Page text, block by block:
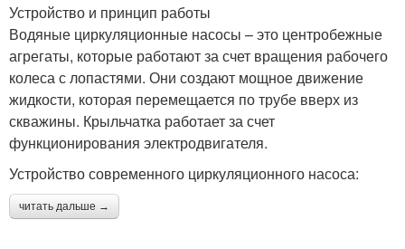
Устройство и принцип работы
Водяные циркуляционные насосы – это центробежные
агрегаты, которые работают за счет вращения рабочего
колеса с лопастями. Они создают мощное движение
жидкости, которая перемещается по трубе вверх из
скважины. Крыльчатка работает за счет
функционирования электродвигателя.
Устройство современного циркуляционного насоса:
читать дальше →